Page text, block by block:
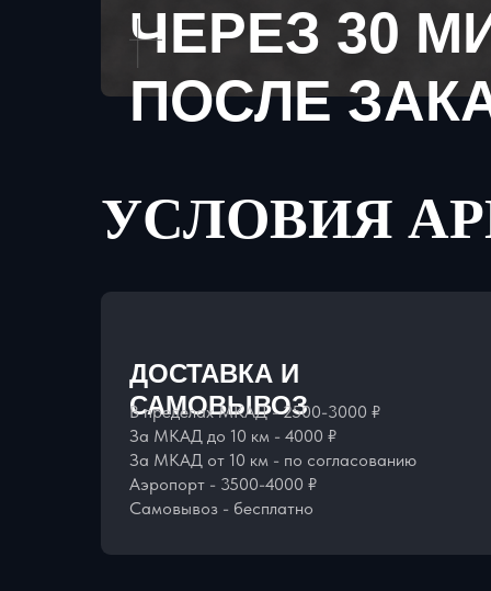
ЧЕРЕЗ 30
ПОСЛЕ
УСЛОВИЯ
ДОСТАВКА И
САМОВЫВОЗ
В пределах МКАД - 2500-3000 ₽
За МКАД до 10 км - 4000 ₽
За МКАД от 10 км - по согласованию
Аэропорт - 3500-4000 ₽
Самовывоз - бесплатно